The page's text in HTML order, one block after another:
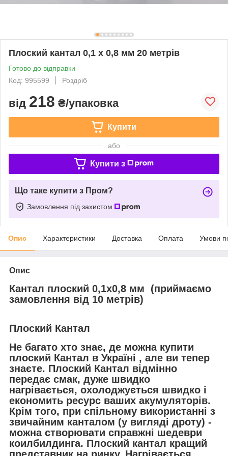
Плоский кантал 0,1 х 0,8 мм 20 метрів
Готово до відправки
Код: 995599
Роздріб
від 218 ₴/упаковка
Купити
або
Купити з
Що таке купити з Пром?
Замовлення під захистом
Опис Характеристики Доставка Оплата Умови
Опис
Кантал плоский 0,1х0,8 мм (приймаємо
замовлення від 10 метрів)
Плоский Кантал
Не багато хто знає, де можна купити
плоский Кантал в Україні , але ви тепер
знаєте. Плоский Кантал відмінно
передає смак, дуже швидко
нагрівається, охолоджується швидко і
економить ресурс ваших акумуляторів.
Крім того, при спільному використанні з
звичайним канталом (у вигляді дроту) -
можна створювати справжні шедеври
коилбилдинга. Плоский кантал кращий